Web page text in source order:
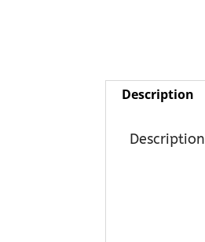
Description
Description